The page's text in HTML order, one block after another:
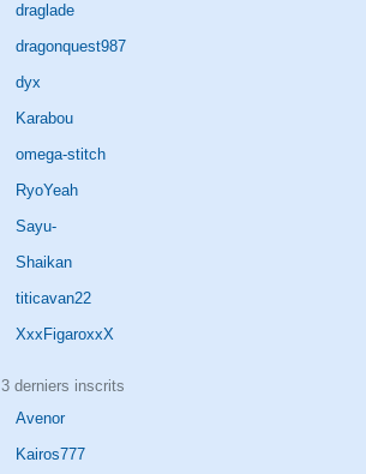
draglade
dragonquest987
dyx
Karabou
omega-stitch
RyoYeah
Sayu-
Shaikan
titicavan22
XxxFigaroxxX
3 derniers inscrits
Avenor
Kairos777